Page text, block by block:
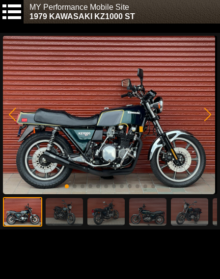
MY Performance Mobile Site
1979 KAWASAKI KZ1000 ST